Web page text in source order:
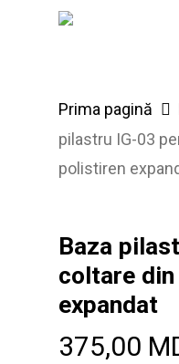
Prima pagină
pilastru IG-03
polistiren
Baza
coltare
expandat
375,00